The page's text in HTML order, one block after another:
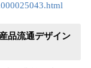
品流通デザイン